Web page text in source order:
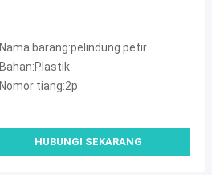
Nama barang:pelindung petir
Bahan:Plastik
Nomor tiang:2p
HUBUNGI SEKARANG